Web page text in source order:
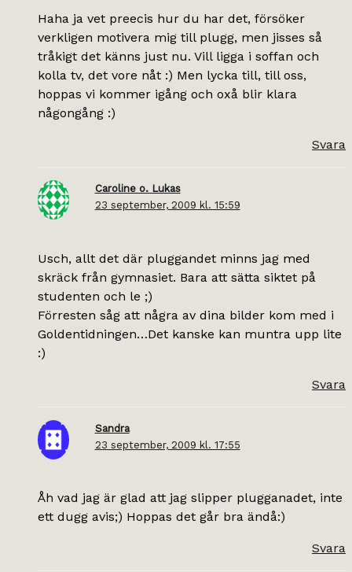
Haha ja vet preecis hur du har det, försöker
verkligen motivera mig till plugg, men jisses så
tråkigt det känns just nu. Vill ligga i soffan och
kolla tv, det vore nåt :) Men lycka till, till oss,
hoppas vi kommer igång och oxå blir klara
någongång :)
Svara
Caroline o. Lukas
23 september, 2009 kl. 15:59
Usch, allt det där pluggandet minns jag med
skräck från gymnasiet. Bara att sätta siktet på
studenten och le ;)
Förresten såg att några av dina bilder kom med i
Goldentidningen…Det kanske kan muntra upp lite
:)
Svara
Sandra
23 september, 2009 kl. 17:55
Åh vad jag är glad att jag slipper plugganadet, inte
ett dugg avis;) Hoppas det går bra ändå:)
Svara